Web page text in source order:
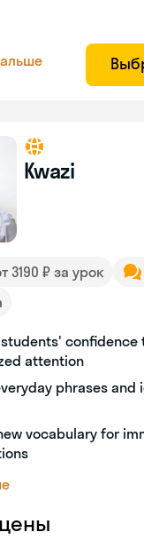
Kwazi
3190 ₽ за урок
confidence
attention
phrases and
vocabulary for